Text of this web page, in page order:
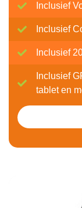
Inclusief
Inclusief
Inclusief
Inclusief
tablet en